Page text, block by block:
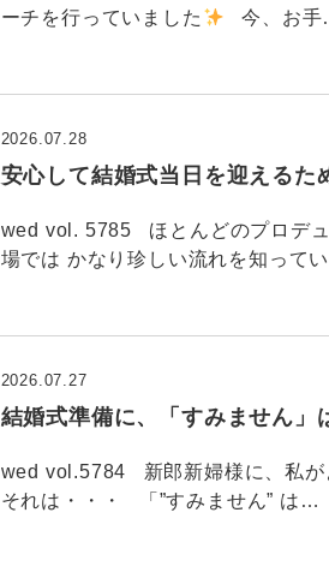
ーチを行っていました
今、お
安心して結婚式当日を迎えるた
2026.07.28
wed vol. 5785 ほとんどのプロデ
場では かなり珍しい流れを知って
結婚式準備に、「すみません」
2026.07.27
wed vol.5784 新郎新婦様に、私
それは・・・ 「”すみません” は…